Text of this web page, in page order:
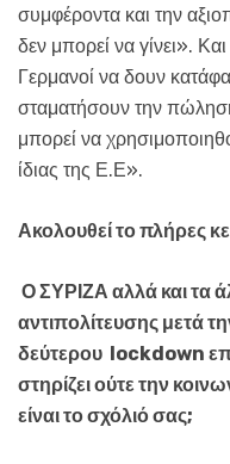
συμφέροντα και την
δεν μπορεί να γίνει».
Γερμανοί να δουν
σταματήσουν την
μπορεί να
ίδιας της Ε.Ε».
Ακολουθεί το πλήρες
Ο ΣΥΡΙΖΑ αλλά και τα
αντιπολίτευσης μετά
δεύτερου
ockdown
στηρίζει ούτε την
είναι το σχόλιό σας;